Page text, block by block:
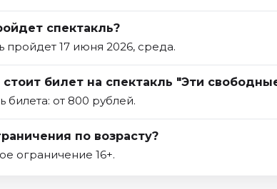
спектакль?
пройдет 17 июня 2026, среда.
стоит билет на спектакль "Эти
билета: от 800 рублей.
по возрасту?
ограничение 16+.